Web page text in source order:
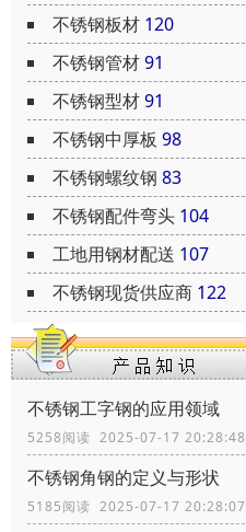
不锈钢板材 120
不锈钢管材91
不锈钢型材91
不锈钢中厚板 98
不锈钢螺纹钢 83
不锈钢配件弯头 104
工地用钢材配送 107
不锈钢现货供应商 122
不锈钢工字钢的应用领域
5258阅读 2025-07-17 20:28:48
不锈钢角钢的定义与形状
5185阅读 2025-07-17 20:28:07